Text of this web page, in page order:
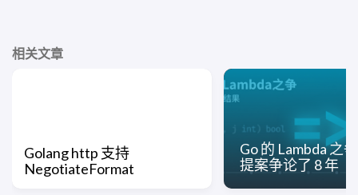
相关文章
Golang http 支持
NegotiateFormat
Go 的 Lambda 之
提案争论了 8 年